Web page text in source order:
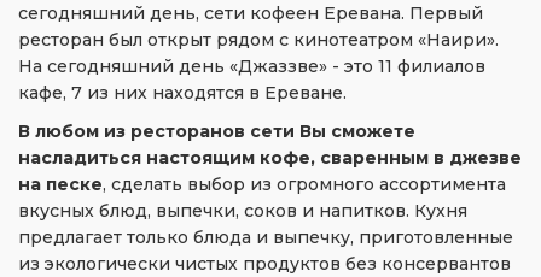
сегодняшний день, сети кофеен Еревана. Первый
ресторан был открыт рядом с кинотеатром «Наири».
На сегодняшний день «Джаззве» - это 11 филиалов
кафе, 7 из них находятся в Ереване.
В любом из ресторанов сети Вы сможете
насладиться настоящим кофе, сваренным в джезве
на песке, сделать выбор из огромного ассортимента
вкусных блюд, выпечки, соков и напитков. Кухня
предлагает только блюда и выпечку, приготовленные
из экологически чистых продуктов без консервантов